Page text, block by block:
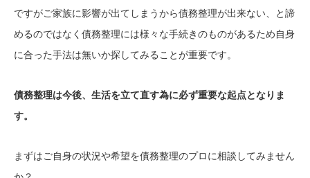
ですがご家族に影響が出てしまうから債務整理が出来ない、と諦
めるのではなく債務整理には様々な手続きのものがあるため自身
に合った手法は無いか探してみることが重要です。
債務整理は今後、生活を立て直す為に必ず重要な起点となりま
す。
まずはご自身の状況や希望を債務整理のプロに相談してみません